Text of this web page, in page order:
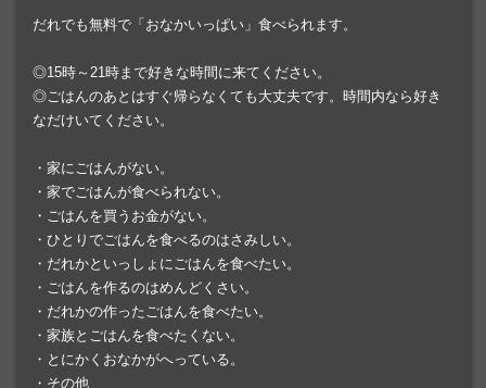
だれでも無料で「おなかいっぱい」食べられます。
◎15時～21時まで好きな時間に来てください。
◎ごはんのあとはすぐ帰らなくても大丈夫です。時間内なら好き
なだけいてください。
・家にごはんがない。
・家でごはんが食べられない。
・ごはんを買うお金がない。
・ひとりでごはんを食べるのはさみしい。
・だれかといっしょにごはんを食べたい。
・ごはんを作るのはめんどくさい。
・だれかの作ったごはんを食べたい。
・家族とごはんを食べたくない。
・とにかくおなかがへっている。
・その他